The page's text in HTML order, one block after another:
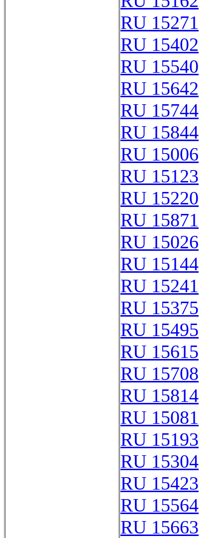
RU 15271
RU 15402
RU 15540
RU 15642
RU 15744
RU 15844
RU 15006
RU 15123
RU 15220
RU 15871
RU 15026
RU 15144
RU 15241
RU 15375
RU 15495
RU 15615
RU 15708
RU 15814
RU 15081
RU 15193
RU 15304
RU 15423
RU 15564
RU 15663